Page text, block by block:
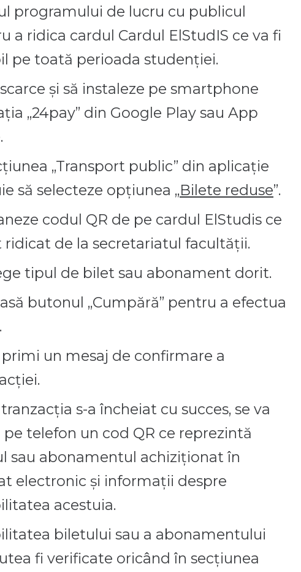
programului de lucru cu publicul
a ridica cardul Cardul ElStudIS ce va fi
pe toată perioada studenției.
și să instaleze pe smartphone
„24pay” din Google Play sau App
„Transport public” din aplicație
să selecteze opțiunea „Bilete reduse”.
codul QR de pe cardul ElStudis ce
ridicat de la secretariatul facultății.
tipul de bilet sau abonament dorit.
butonul „Cumpără” pentru a efectua
primi un mesaj de confirmare a
s-a încheiat cu succes, se va
telefon un cod QR ce reprezintă
sau abonamentul achiziționat în
electronic și informații despre
acestuia.
biletului sau a abonamentului
fi verificate oricând în secțiunea